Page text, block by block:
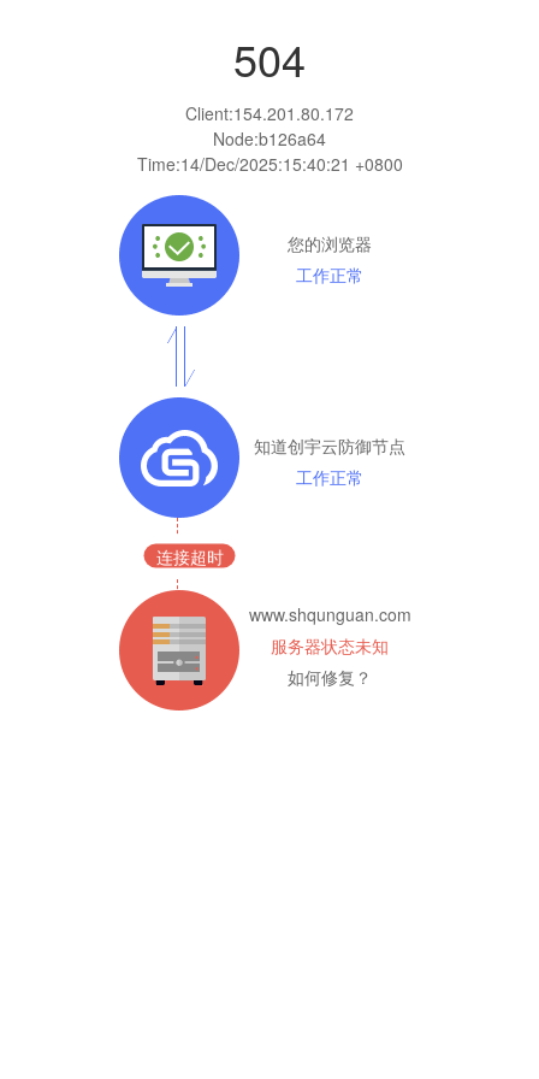
504
Client:154.201.80.172
Node:b126a64
Time:14/Dec/2025:15:40:21 +0800
您的浏览器
工作正常
知道创宇云防御节点
工作正常
连接超时
www.shqunguan.com
服务器状态未知
如何修复？